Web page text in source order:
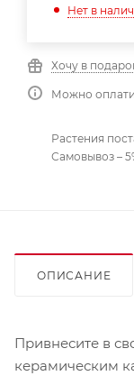
Нет в
Хочу в
Можно
Растения
Самовывоз –
ОПИСАНИЕ
Привнесите в
керамическим